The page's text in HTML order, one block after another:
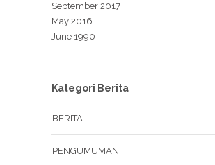
September 2017
May 2016
June 1990
Kategori Berita
BERITA
PENGUMUMAN